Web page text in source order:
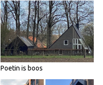
Poetin is boos